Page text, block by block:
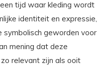
tijd waar kleding wordt
identiteit en expressie,
symbolisch geworden voor
mening dat deze
relevant zijn als ooit